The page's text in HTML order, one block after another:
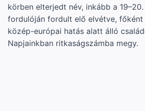
körben elterjedt név, inkább a
fordulóján fordult elő elvétve, főként
közép-európai hatás alatt álló
Napjainkban ritkaságszámba megy.